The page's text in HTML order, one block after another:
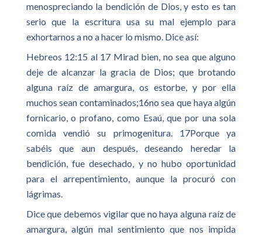
menospreciando la bendición de Dios, y esto es tan
serio que la escritura usa su mal ejemplo para
exhortarnos a no a hacer lo mismo. Dice así:
Hebreos 12:15 al 17 Mirad bien, no sea que alguno
deje de alcanzar la gracia de Dios; que brotando
alguna raíz de amargura, os estorbe, y por ella
muchos sean contaminados;16no sea que haya algún
fornicario, o profano, como Esaú, que por una sola
comida vendió su primogenitura. 17Porque ya
sabéis que aun después, deseando heredar la
bendición, fue desechado, y no hubo oportunidad
para el arrepentimiento, aunque la procuró con
lágrimas.
Dice que debemos vigilar que no haya alguna raíz de
amargura, algún mal sentimiento que nos impida